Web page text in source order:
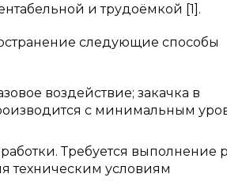
и трудоёмкой [1].
следующие способы
воздействие; закачка в
с минимальным
Требуется выполнение
техническим условиям